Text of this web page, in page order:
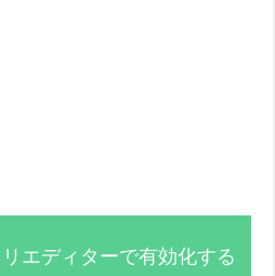
エディターで有効化する